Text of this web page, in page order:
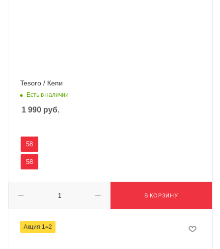
Tesoro / Кепи
Есть в наличии
1 990 руб.
В КОРЗИНУ
58
58
Акция 1=2